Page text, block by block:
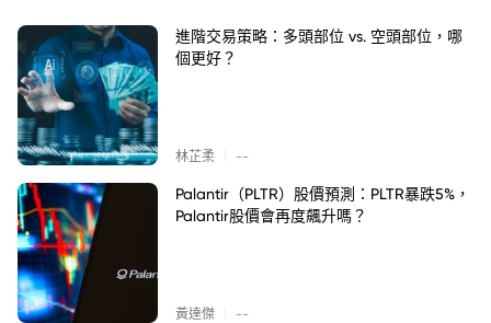
進階交易策略：多頭部位 vs. 空頭部位，哪
個更好？
林芷柔 --
Palantir（PLTR）股價預測：PLTR暴跌5%，
Palantir股價會再度飆升嗎？
黃達傑 --